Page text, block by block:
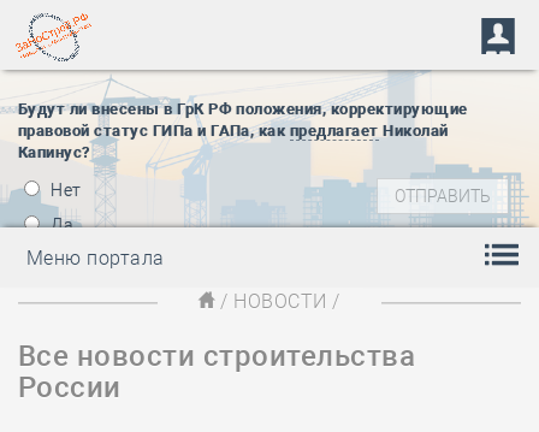
Будут ли внесены в ГрК РФ положения, корректирующие
правовой статус ГИПа и ГАПа, как предлагает Николай
Капинус?
Нет
Да
Меню портала
/ НОВОСТИ /
Все новости строительства
России